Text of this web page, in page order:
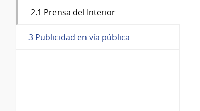
2.1 Prensa del Interior
3 Publicidad en vía pública